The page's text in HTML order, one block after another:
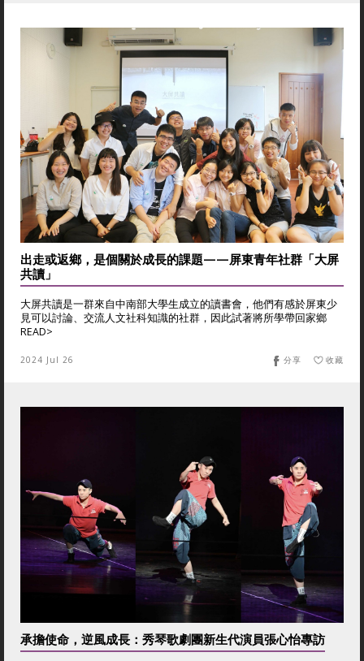
出走或返鄉，是個關於成長的課題——屏東青年社群「大屏
共讀」
大屏共讀是一群來自中南部大學生成立的讀書會，他們有感於屏東少
見可以討論、交流人文社科知識的社群，因此試著將所學帶回家鄉
READ>
2024 Jul 26 收藏
分享
承擔使命，逆風成長：秀琴歌劇團新生代演員張心怡專訪